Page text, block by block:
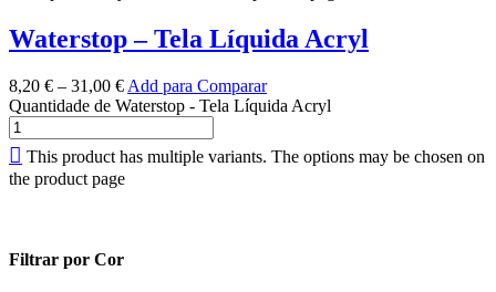
Waterstop – Tela Líquida Acryl
8,20 € – 31,00 € Add para Comparar
Quantidade de Waterstop - Tela Líquida Acryl
This product has multiple variants. The options may be chosen on
the product page
Filtrar por Cor